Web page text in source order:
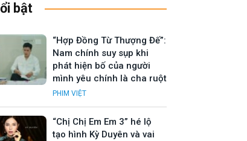
bật
“Hợp Đồng Từ Thượng Đế”:
Nam chính suy sụp khi
phát hiện bố của người
mình yêu chính là cha ruột
PHIM VIỆT
“Chị Chị Em Em 3” hé lộ
tạo hình Kỳ Duyên và vai